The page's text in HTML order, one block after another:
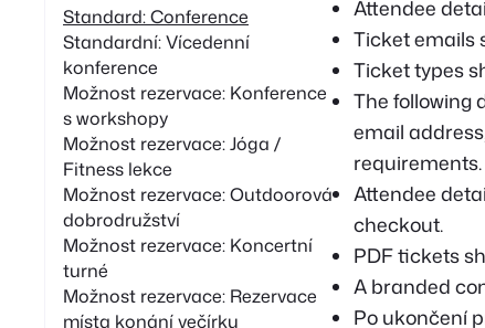
Standard: Conference
Standardní: Vícedenní
konference
Možnost rezervace: Konference
s workshopy
Možnost rezervace: Jóga /
Fitness lekce
Možnost rezervace: Outdoorová
dobrodružství
Možnost rezervace: Koncertní
turné
Možnost rezervace: Rezervace
místa konání večírku
Attendee
Ticket emails
Ticket types
The following
email
requirements.
Attendee
checkout.
PDF tickets
A branded
Po ukončení